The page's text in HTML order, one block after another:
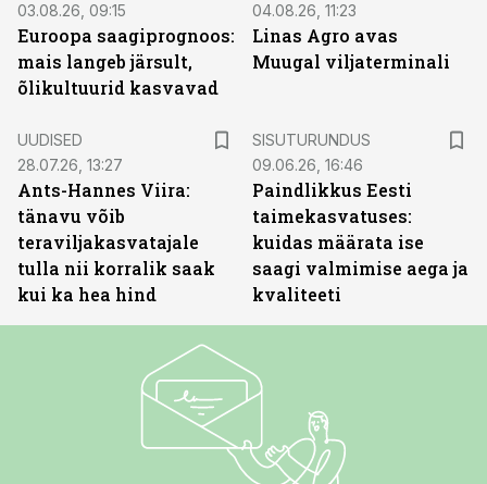
03.08.26, 09:15
Euroopa saagiprognoos:
mais langeb järsult,
õlikultuurid kasvavad
04.08.26, 11:23
Linas Agro avas
Muugal viljaterminali
UUDISED
28.07.26, 13:27
Ants-Hannes Viira:
tänavu võib
teraviljakasvatajale
tulla nii korralik saak
kui ka hea hind
SISUTURUNDUS
09.06.26, 16:46
Paindlikkus Eesti
taimekasvatuses:
kuidas määrata ise
saagi valmimise aega ja
kvaliteeti